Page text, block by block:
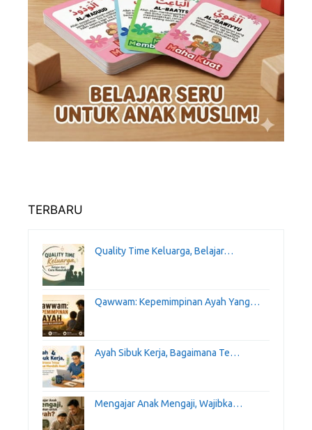
TERBARU
Quality Time Keluarga, Belajar…
Qawwam: Kepemimpinan Ayah Yang…
Ayah Sibuk Kerja, Bagaimana Te…
Mengajar Anak Mengaji, Wajibka…